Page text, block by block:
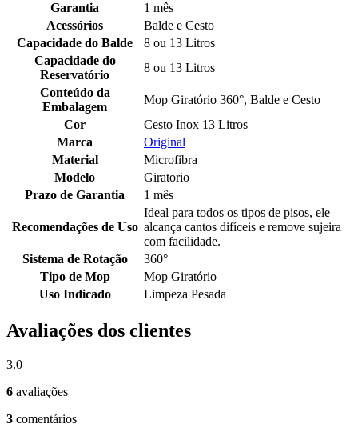
Garantia
1 mês
Acessórios
Balde e Cesto
Capacidade do Balde
8 ou 13 Litros
Capacidade do
Reservatório
8 ou 13 Litros
Conteúdo da
Embalagem
Mop Giratório 360°, Balde e Cesto
Cor
Cesto Inox 13 Litros
Marca
Original
Material
Microfibra
Modelo
Giratorio
Prazo de Garantia
1 mês
Recomendações de Uso
Ideal para todos os tipos de pisos, ele
alcança cantos difíceis e remove sujeira
com facilidade.
Sistema de Rotação
360°
Tipo de Mop
Mop Giratório
Uso Indicado
Limpeza Pesada
Avaliações dos clientes
3.0
6 avaliações
3 comentários